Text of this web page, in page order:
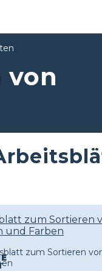
zum Sortieren
und Farben